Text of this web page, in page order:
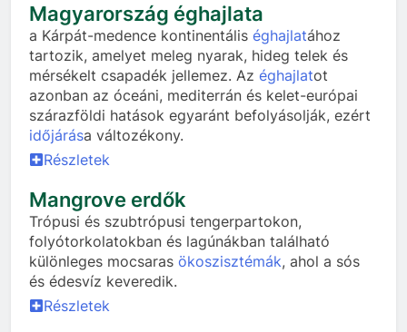
Magyarország éghajlata
a Kárpát-medence kontinentális éghajlatához
tartozik, amelyet meleg nyarak, hideg telek és
mérsékelt csapadék jellemez. Az éghajlatot
azonban az óceáni, mediterrán és kelet-európai
szárazföldi hatások egyaránt befolyásolják, ezért
időjárása változékony.
Részletek
Mangrove erdők
Trópusi és szubtrópusi tengerpartokon,
folyótorkolatokban és lagúnákban található
különleges mocsaras ökoszisztémák, ahol a sós
és édesvíz keveredik.
Részletek